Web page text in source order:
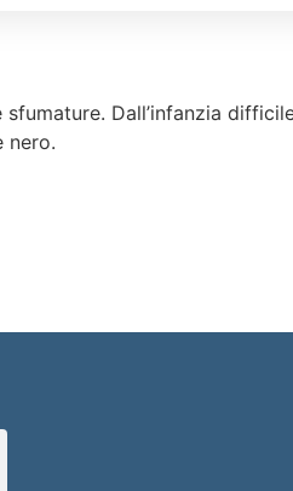
Dall’infanzia
nero.